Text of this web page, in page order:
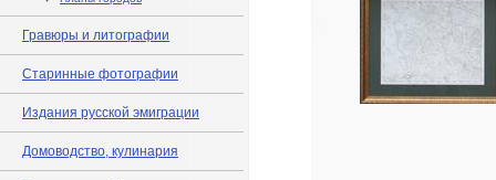
Гравюры и литографии
Старинные фотографии
Издания русской эмиграции
Домоводство, кулинария